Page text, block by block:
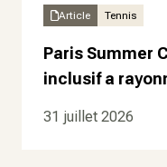
Article Tennis
Paris Summer
inclusif a
31 juillet 2026